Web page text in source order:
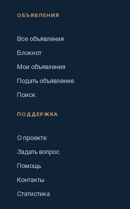
ОБЪЯВЛЕНИЯ
Все объявления
Блокнот
Мои объявления
Подать объявление
Поиск
ПОДДЕРЖКА
О проекте
Задать вопрос
Помощь
Контакты
Статистика